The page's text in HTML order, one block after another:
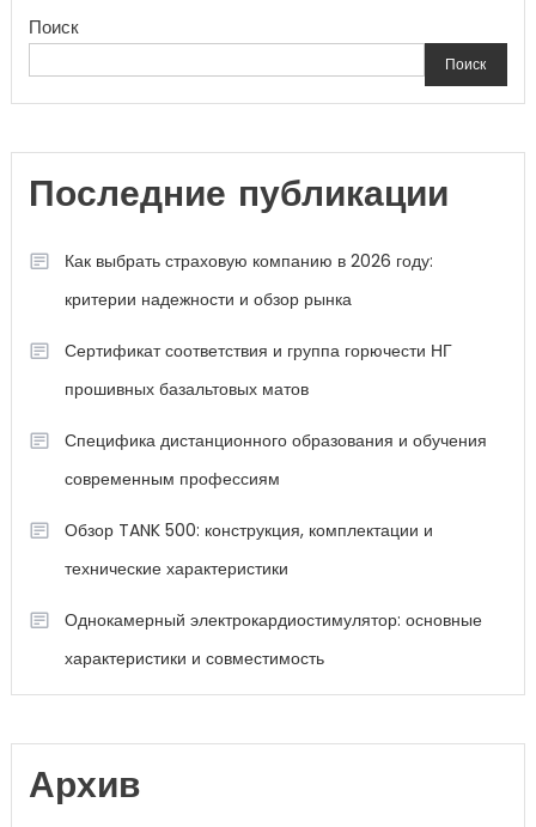
Поиск
Поиск
Последние публикации
Как выбрать страховую компанию в 2026 году:
критерии надежности и обзор рынка
Сертификат соответствия и группа горючести НГ
прошивных базальтовых матов
Специфика дистанционного образования и обучения
современным профессиям
Обзор TANK 500: конструкция, комплектации и
технические характеристики
Однокамерный электрокардиостимулятор: основные
характеристики и совместимость
Архив